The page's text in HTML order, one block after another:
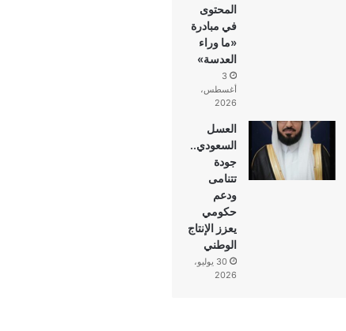
المحتوى
في مبادرة
«ما وراء
العدسة»
3
أغسطس،
2026
العسل
السعودي..
جودة
تتنامى
ودعم
حكومي
يعزز الإنتاج
الوطني
30 يوليو،
2026